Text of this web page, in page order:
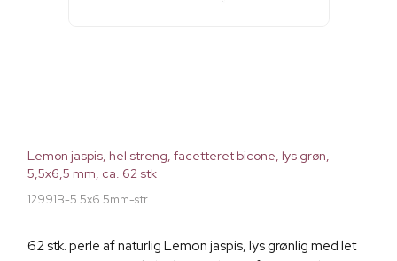
Lemon jaspis, hel streng, facetteret bicone, lys grøn,
5,5x6,5 mm, ca. 62 stk
12991B-5.5x6.5mm-str
62 stk. perle af naturlig Lemon jaspis, lys grønlig med let